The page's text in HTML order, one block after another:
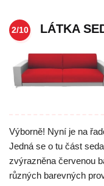
2/10 LÁTKA
Výborně! Nyní je na
Jedná se o tu část
zvýrazněna červenou
různých barevných